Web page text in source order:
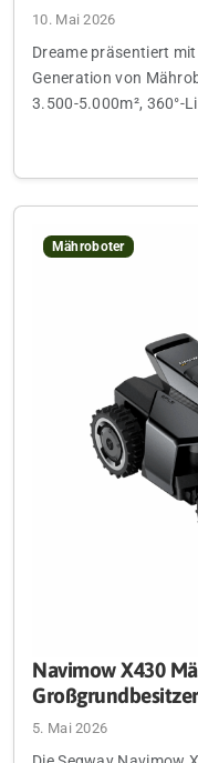
10. Mai 2026
Dreame präsentiert
Generation von
3.500-5.000m², 360°-
Mähroboter
Navimow X430
5. Mai 2026